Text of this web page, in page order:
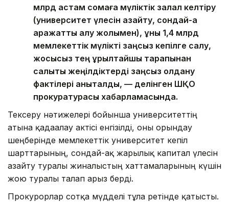
млрд астам сомаға мүліктік залал келтіру
(университет үлесін азайту, сондай-ақ
қаражатты алу жолымен), құны 1,4 млрд
мемлекеттік мүлікті заңсыз кепілге салу,
жосықсыз тең құрылтайшы тарапынан
салықтық жеңілдіктерді заңсыз қолдану
фактілері анықталды, — делінген ШҚО
прокуратурасы хабарламасында.
Тексеру нәтижелері бойынша университеттің
атына қадағалау актісі енгізілді, оны орындау
шеңберінде мемлекеттік университет кепіл
шарттарының, сондай-ақ жарғылық капитал үлесін
азайту туралы жиналыстың хаттамаларының күшін
жою туралы талап арыз берді.
Прокурорлар сотқа мүдделі тұлға ретінде қатысты.